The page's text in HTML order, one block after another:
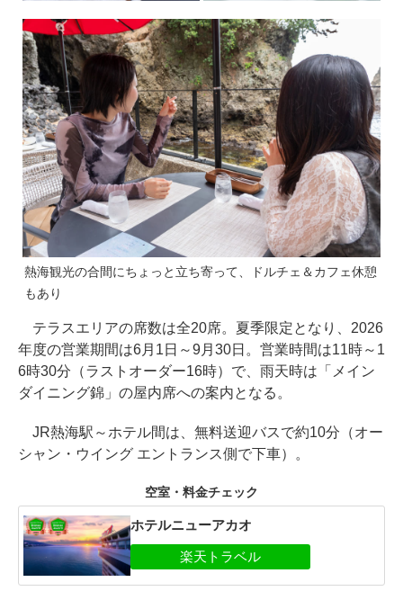
熱海観光の合間にちょっと立ち寄って、ドルチェ＆カフェ休憩
もあり
テラスエリアの席数は全20席。夏季限定となり、2026
年度の営業期間は6月1日～9月30日。営業時間は11時～1
6時30分（ラストオーダー16時）で、雨天時は「メイン
ダイニング錦」の屋内席への案内となる。
JR熱海駅～ホテル間は、無料送迎バスで約10分（オー
シャン・ウイング エントランス側で下車）。
空室・料金チェック
ホテルニューアカオ